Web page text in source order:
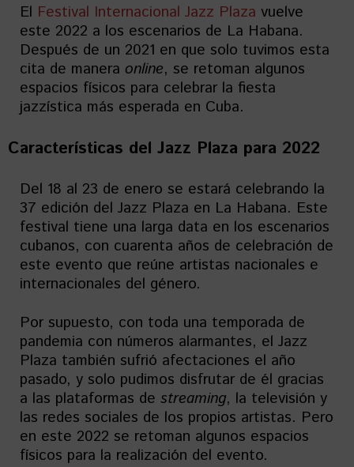
El Festival Internacional Jazz Plaza vuelve
este 2022 a los escenarios de La Habana.
Después de un 2021 en que solo tuvimos esta
cita de manera online, se retoman algunos
espacios físicos para celebrar la fiesta
jazzística más esperada en Cuba.
Características del Jazz Plaza para 2022
Del 18 al 23 de enero se estará celebrando la
37 edición del Jazz Plaza en La Habana. Este
festival tiene una larga data en los escenarios
cubanos, con cuarenta años de celebración de
este evento que reúne artistas nacionales e
internacionales del género.
Por supuesto, con toda una temporada de
pandemia con números alarmantes, el Jazz
Plaza también sufrió afectaciones el año
pasado, y solo pudimos disfrutar de él gracias
a las plataformas de streaming, la televisión y
las redes sociales de los propios artistas. Pero
en este 2022 se retoman algunos espacios
físicos para la realización del evento.